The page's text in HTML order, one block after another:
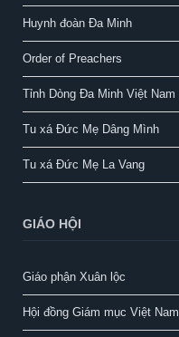
Huynh đoàn Đa Minh
Order of Preachers
Tỉnh Dòng Đa Minh Việt Nam
Tu xá Đức Mẹ Dâng Mình
Tu xá Đức Mẹ La Vang
GIÁO HỘI
Giáo phận Xuân lộc
Hội đồng Giám mục Việt Nam